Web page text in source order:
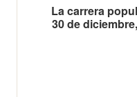
La carrera
30 de